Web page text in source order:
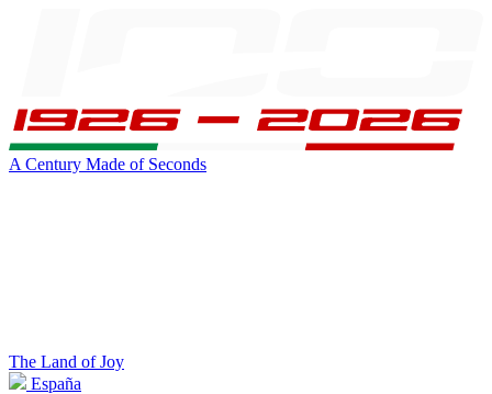
A Century Made of Seconds
The Land of Joy
España